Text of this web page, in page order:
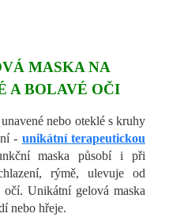
MASKA NA
A BOLAVÉ OČI
nebo oteklé s kruhy
- unikátní terapeutickou
maska působí i při
rýmě, ulevuje od
Unikátní gelová maska
nebo hřeje.